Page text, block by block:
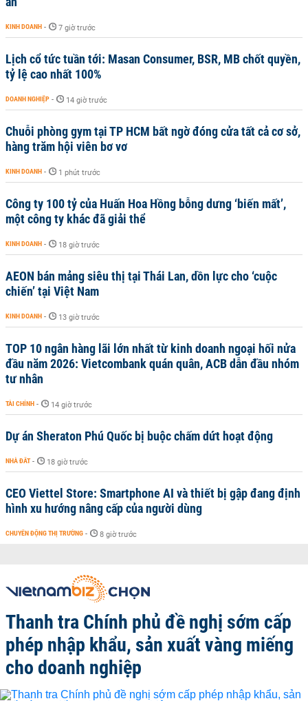
KINH DOANH - 7 giờ trước
Lịch cổ tức tuần tới: Masan Consumer, BSR, MB chốt quyền,
tỷ lệ cao nhất 100%
DOANH NGHIỆP - 14 giờ trước
Chuỗi phòng gym tại TP HCM bất ngờ đóng cửa tất cả cơ sở,
hàng trăm hội viên bơ vơ
KINH DOANH - 1 phút trước
Công ty 100 tỷ của Huấn Hoa Hồng bỗng dưng ‘biến mất’,
một công ty khác đã giải thể
KINH DOANH - 18 giờ trước
AEON bán mảng siêu thị tại Thái Lan, dồn lực cho ‘cuộc
chiến’ tại Việt Nam
KINH DOANH - 13 giờ trước
TOP 10 ngân hàng lãi lớn nhất từ kinh doanh ngoại hối nửa
đầu năm 2026: Vietcombank quán quân, ACB dẫn đầu nhóm
tư nhân
TÀI CHÍNH - 14 giờ trước
Dự án Sheraton Phú Quốc bị buộc chấm dứt hoạt động
NHÀ ĐẤT - 18 giờ trước
CEO Viettel Store: Smartphone AI và thiết bị gập đang định
hình xu hướng nâng cấp của người dùng
CHUYỂN ĐỘNG THỊ TRƯỜNG - 8 giờ trước
Thanh tra Chính phủ đề nghị sớm cấp
phép nhập khẩu, sản xuất vàng miếng
cho doanh nghiệp